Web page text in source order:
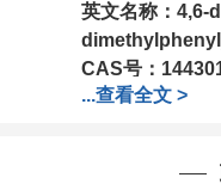
英文名称： 4,6-
CAS号：
分子式：
;1g;2.5g ;5g
...查看全文 >